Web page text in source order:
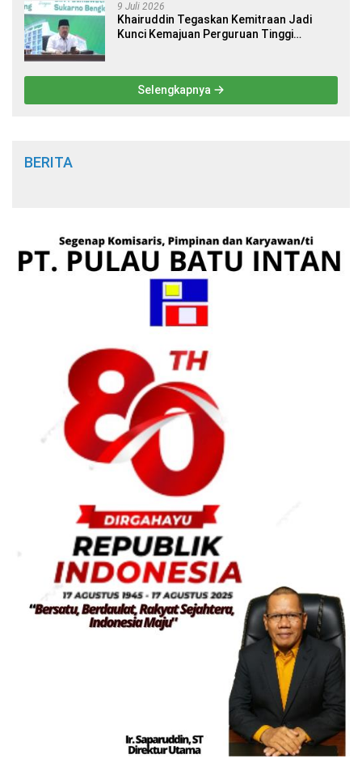
9 Juli 2026
Khairuddin Tegaskan Kemitraan Jadi
Kunci Kemajuan Perguruan Tinggi
Selengkapnya
BERITA